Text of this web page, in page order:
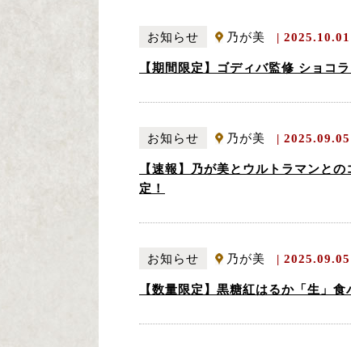
お知らせ 乃が美 2025.10.01
【期間限定】ゴディバ監修 ショコ
お知らせ 乃が美 2025.09.05
【速報】乃が美とウルトラマンと
定！
お知らせ 乃が美 2025.09.05
【数量限定】黒糖紅はるか「生」食